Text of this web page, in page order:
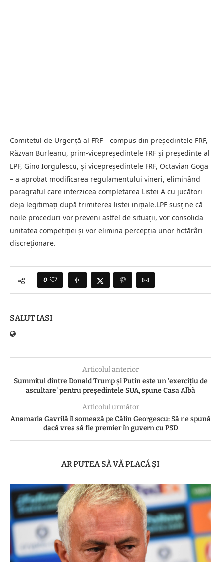
Comitetul de Urgență al FRF – compus din președintele FRF,
Răzvan Burleanu, prim-vicepreședintele FRF și președinte al
LPF, Gino Iorgulescu, și vicepreședintele FRF, Octavian Goga
– a aprobat modificarea regulamentului vineri, eliminând
paragraful care interzicea completarea Listei A cu jucători
deja legitimați după trimiterea listei inițiale.LPF susține că
noile proceduri vor preveni astfel de situații, vor consolida
unitatea competiției și vor elimina percepția unor hotărâri
discreționare.
0
SALUT IASI
Articolul anterior
Summitul dintre Donald Trump și Putin este un 'exercițiu de
ascultare' pentru președintele SUA, spune Casa Albă
Articolul următor
Anamaria Gavrilă îl somează pe Călin Georgescu: Să ne spună
dacă vrea să fie premier în guvern cu PSD
AR PUTEA SĂ VĂ PLACĂ ȘI